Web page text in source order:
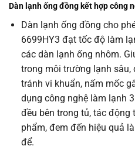
Dàn lạnh ống đồng kết hợp công
Dàn lạnh ống đồng cho
6699HY3 đạt tốc độ làm
các dàn lạnh ống nhôm.
trong môi trường lạnh sâu,
tránh vi khuẩn, nấm mốc
dụng công nghệ làm lạnh
đều bên trong tủ, tác động
phẩm, đem đến hiệu quả
để.